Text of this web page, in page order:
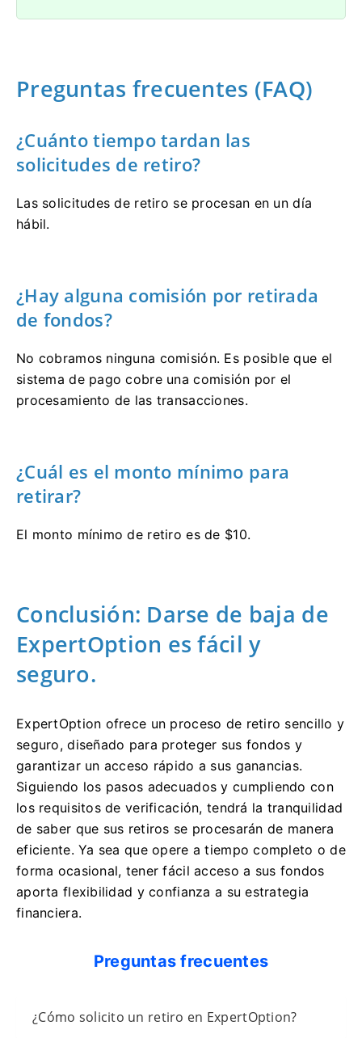
Preguntas frecuentes (FAQ)
¿Cuánto tiempo tardan las
solicitudes de retiro?
Las solicitudes de retiro se procesan en un día
hábil.
¿Hay alguna comisión por retirada
de fondos?
No cobramos ninguna comisión. Es posible que el
sistema de pago cobre una comisión por el
procesamiento de las transacciones.
¿Cuál es el monto mínimo para
retirar?
El monto mínimo de retiro es de $10.
Conclusión: Darse de baja de
ExpertOption es fácil y
seguro.
ExpertOption ofrece un proceso de retiro sencillo y
seguro, diseñado para proteger sus fondos y
garantizar un acceso rápido a sus ganancias.
Siguiendo los pasos adecuados y cumpliendo con
los requisitos de verificación, tendrá la tranquilidad
de saber que sus retiros se procesarán de manera
eficiente. Ya sea que opere a tiempo completo o de
forma ocasional, tener fácil acceso a sus fondos
aporta flexibilidad y confianza a su estrategia
financiera.
Preguntas frecuentes
¿Cómo solicito un retiro en ExpertOption?